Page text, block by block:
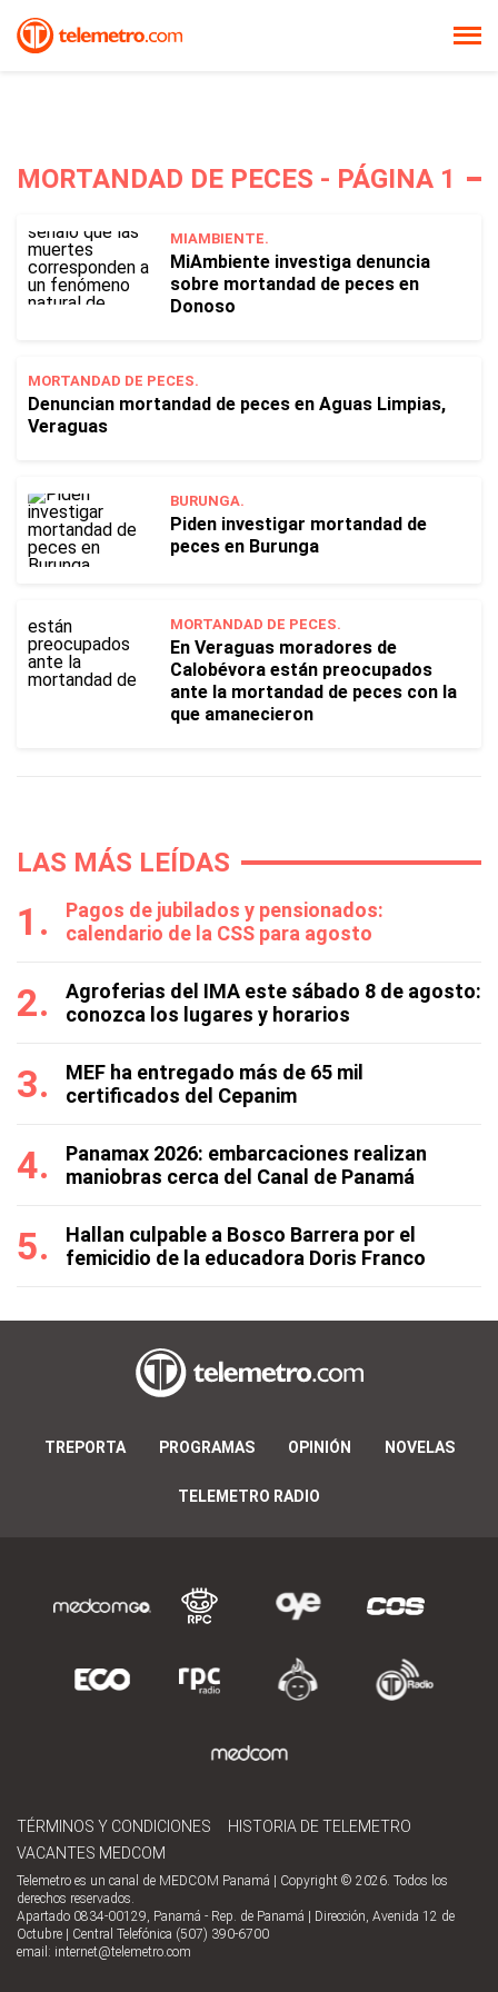
MORTANDAD DE PECES - PÁGINA 1
MIAMBIENTE.
MiAmbiente investiga denuncia
sobre mortandad de peces en
Donoso
MORTANDAD DE PECES.
Denuncian mortandad de peces en Aguas Limpias,
Veraguas
BURUNGA.
Piden investigar mortandad de
peces en Burunga
MORTANDAD DE PECES.
En Veraguas moradores de
Calobévora están preocupados
ante la mortandad de peces con la
que amanecieron
LAS MÁS LEÍDAS
Pagos de jubilados y pensionados:
calendario de la CSS para agosto
Agroferias del IMA este sábado 8 de agosto:
conozca los lugares y horarios
MEF ha entregado más de 65 mil
certificados del Cepanim
Panamax 2026: embarcaciones realizan
maniobras cerca del Canal de Panamá
Hallan culpable a Bosco Barrera por el
femicidio de la educadora Doris Franco
TREPORTA PROGRAMAS OPINIÓN NOVELAS
TELEMETRO RADIO
TÉRMINOS Y CONDICIONES
HISTORIA DE TELEMETRO
VACANTES MEDCOM
Telemetro es un canal de MEDCOM Panamá | Copyright © 2026. Todos los
derechos reservados.
Apartado 0834-00129, Panamá - Rep. de Panamá | Dirección, Avenida 12 de
Octubre | Central Telefónica (507) 390-6700
email: internet@telemetro.com